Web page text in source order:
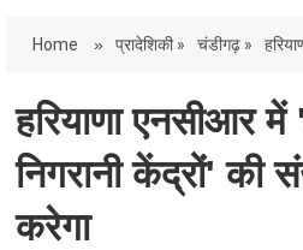
Home » प्रादेशिकी » चंडीगढ़ »
हरियाणा एनसीआर में
निगरानी केंद्रों' की
करेगा